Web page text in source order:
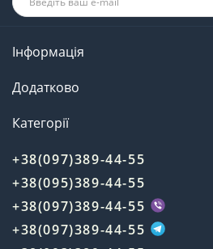
Інформація
Додатково
Категорії
+38(097)389-44-55
+38(095)389-44-55
+38(097)389-44-55
+38(097)389-44-55